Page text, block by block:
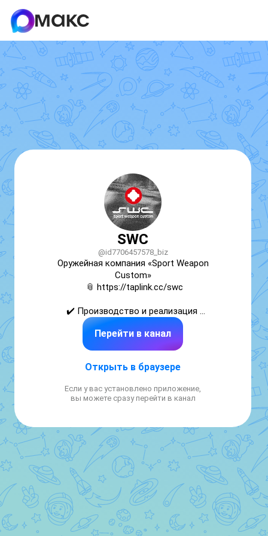
SWC
@id7706457578_biz
Оружейная компания «Sport Weapon
Custom»
📎 https://taplink.cc/swc
✔️ Производство и реализация
огнестрельного оружия
✔️ Товары для стрельбы
✔️ Услуги по ремонту и тюнингу
📍Москва
Перейти в канал
Открыть в браузере
Если у вас установлено приложение,
вы можете сразу перейти в канал